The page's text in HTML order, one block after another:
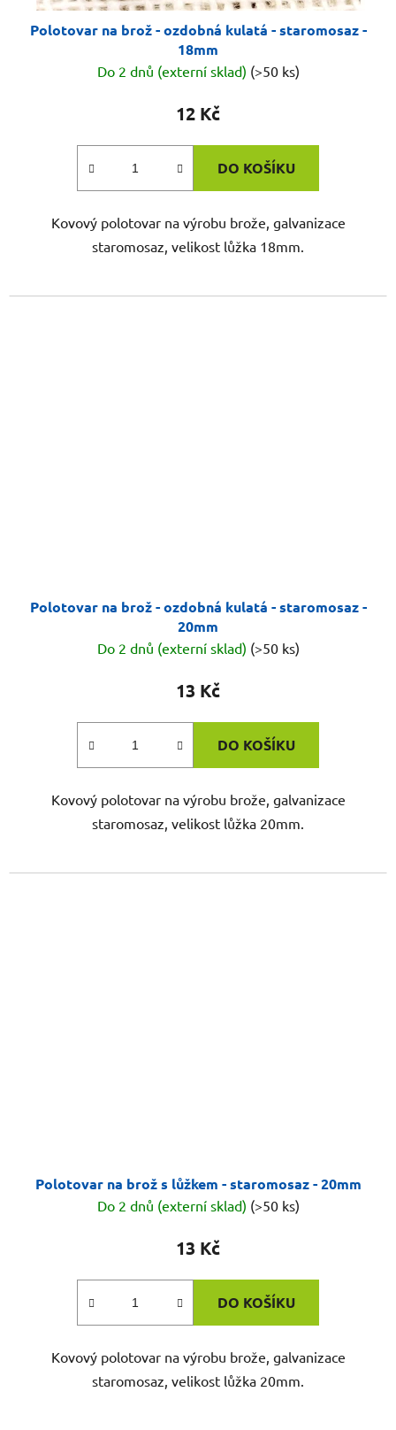
Polotovar na brož - ozdobná kulatá - staromosaz -
18mm
Do 2 dnů (externí sklad) (>50 ks)
12 Kč
DO KOŠÍKU
Kovový polotovar na výrobu brože, galvanizace
staromosaz, velikost lůžka 18mm.
Polotovar na brož - ozdobná kulatá - staromosaz -
20mm
Do 2 dnů (externí sklad) (>50 ks)
13 Kč
DO KOŠÍKU
Kovový polotovar na výrobu brože, galvanizace
staromosaz, velikost lůžka 20mm.
Polotovar na brož s lůžkem - staromosaz - 20mm
Do 2 dnů (externí sklad) (>50 ks)
13 Kč
DO KOŠÍKU
Kovový polotovar na výrobu brože, galvanizace
staromosaz, velikost lůžka 20mm.